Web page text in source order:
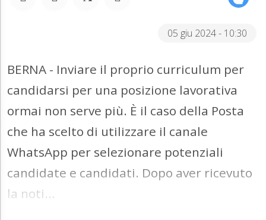
05 giu 2024 - 10:30
BERNA - Inviare il proprio curriculum per
candidarsi per una posizione lavorativa
ormai non serve più. È il caso della Posta
che ha scelto di utilizzare il canale
WhatsApp per selezionare potenziali
candidate e candidati. Dopo aver ricevuto
la noti...